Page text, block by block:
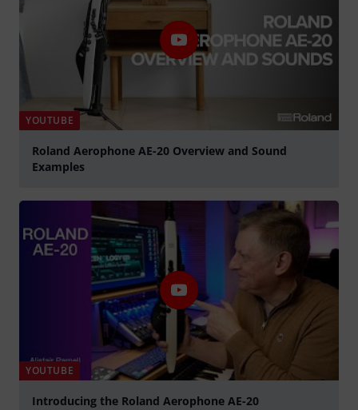
YOUTUBE
Roland Aerophone AE-20 Overview and Sound
Examples
YOUTUBE
Introducing the Roland Aerophone AE-20